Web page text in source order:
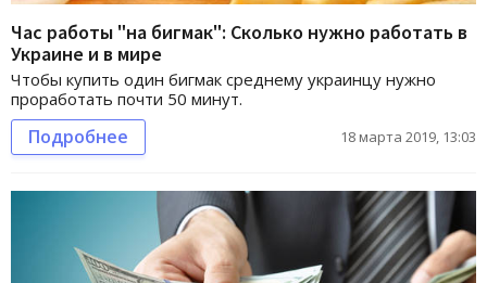
Час работы "на бигмак": Сколько нужно работать в
Украине и в мире
Чтобы купить один бигмак среднему украинцу нужно
проработать почти 50 минут.
Подробнее 18 марта 2019, 13:03